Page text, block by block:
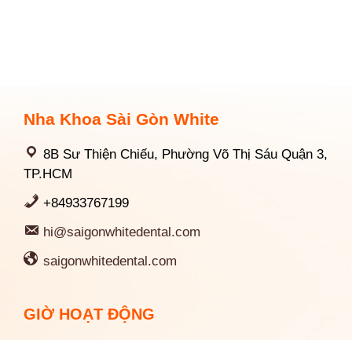
Nha Khoa Sài Gòn White
8B Sư Thiện Chiếu, Phường Võ Thị Sáu Quận 3,
TP.HCM
+84933767199
hi@saigonwhitedental.com
saigonwhitedental.com
GIỜ HOẠT ĐỘNG